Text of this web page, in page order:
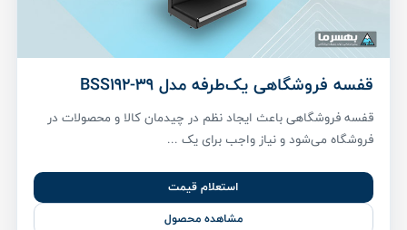
قفسه فروشگاهی یک‌طرفه مدل BSS192-39
قفسه فروشگاهی باعث ایجاد نظم در چیدمان کالا و محصولات در
فروشگاه می‌شود و نیاز واجب برای یک ...
استعلام قیمت
مشاهده محصول